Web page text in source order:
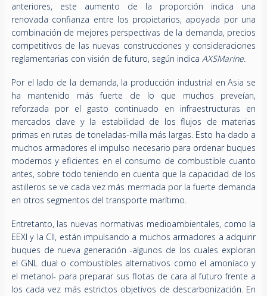
anteriores, este aumento de la proporción indica una
renovada confianza entre los propietarios, apoyada por una
combinación de mejores perspectivas de la demanda, precios
competitivos de las nuevas construcciones y consideraciones
reglamentarias con visión de futuro, según indica AXSMarine.
Por el lado de la demanda, la producción industrial en Asia se
ha mantenido más fuerte de lo que muchos preveían,
reforzada por el gasto continuado en infraestructuras en
mercados clave y la estabilidad de los flujos de materias
primas en rutas de toneladas-milla más largas. Esto ha dado a
muchos armadores el impulso necesario para ordenar buques
modernos y eficientes en el consumo de combustible cuanto
antes, sobre todo teniendo en cuenta que la capacidad de los
astilleros se ve cada vez más mermada por la fuerte demanda
en otros segmentos del transporte marítimo.
Entretanto, las nuevas normativas medioambientales, como la
EEXI y la CII, están impulsando a muchos armadores a adquirir
buques de nueva generación -algunos de los cuales exploran
el GNL dual o combustibles alternativos como el amoníaco y
el metanol- para preparar sus flotas de cara al futuro frente a
los cada vez más estrictos objetivos de descarbonización. En